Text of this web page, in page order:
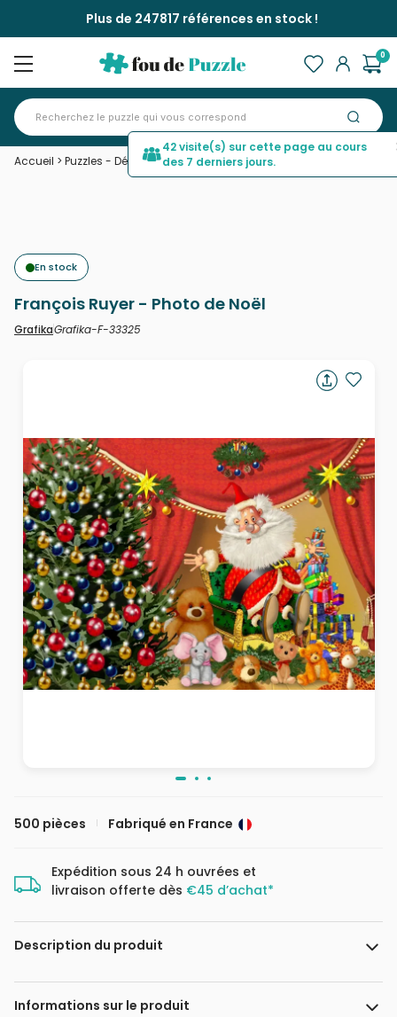
Plus de 247817 références en stock !
0
Accueil > Puzzles - Déco et Objets >François Ruyer - Photo de Noël
En stock
François Ruyer - Photo de Noël
GrafikaGrafika-F-33325
500 pièces Fabriqué en France
Expédition sous 24 h ouvrées et
livraison offerte dès €45 d’achat*
Description du produit
François Ruyer
Informations sur le produit
42 visite(s) sur cette page au cours
des 7 derniers jours.